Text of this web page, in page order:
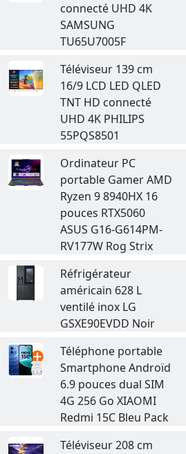
connecté UHD 4K
SAMSUNG
TU65U7005F
Téléviseur 139 cm
16/9 LCD LED QLED
TNT HD connecté
UHD 4K PHILIPS
55PQS8501
Ordinateur PC
portable Gamer AMD
Ryzen 9 8940HX 16
pouces RTX5060
ASUS G16-G614PM-
RV177W Rog Strix
Réfrigérateur
américain 628 L
ventilé inox LG
GSXE90EVDD Noir
Téléphone portable
Smartphone Androïd
6.9 pouces dual SIM
4G 256 Go XIAOMI
Redmi 15C Bleu Pack
Téléviseur 208 cm